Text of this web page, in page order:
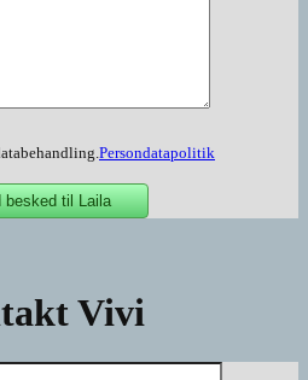
Persondatapolitik
Vivi